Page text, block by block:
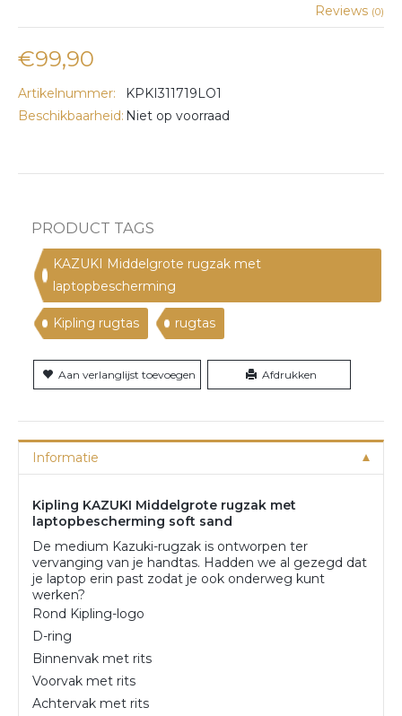
Reviews (0)
€99,90
Artikelnummer:
KPKI311719LO1
Beschikbaarheid: Niet op voorraad
PRODUCT TAGS
KAZUKI Middelgrote rugzak met
laptopbescherming
Kipling rugtas rugtas
Aan verlanglijst toevoegen Afdrukken
Informatie
Kipling KAZUKI Middelgrote rugzak met
laptopbescherming soft sand
De medium Kazuki-rugzak is ontworpen ter
vervanging van je handtas. Hadden we al gezegd dat
je laptop erin past zodat je ook onderweg kunt
werken?
Rond Kipling-logo
D-ring
Binnenvak met rits
Voorvak met rits
Achtervak met rits